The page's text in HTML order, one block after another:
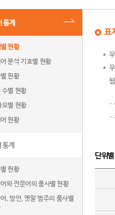
통계
현황
분석 기호별 현황
현황
수별 현황
모별 현황
현황
통계
현황
와 전문어의 품사별 현황
, 방언, 옛말 범주의 품사별
표
단위